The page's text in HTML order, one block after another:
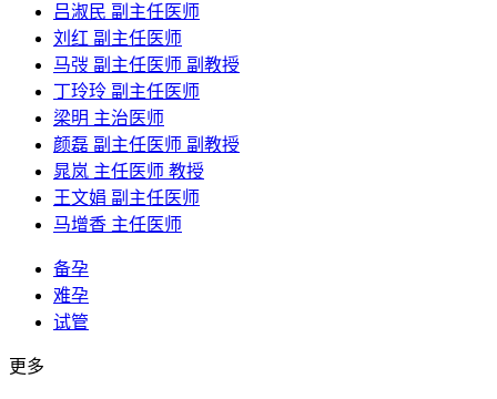
吕淑民 副主任医师
刘红 副主任医师
马弢 副主任医师 副教授
丁玲玲 副主任医师
梁明 主治医师
颜磊 副主任医师 副教授
晁岚 主任医师 教授
王文娟 副主任医师
马增香 主任医师
备孕
难孕
试管
更多